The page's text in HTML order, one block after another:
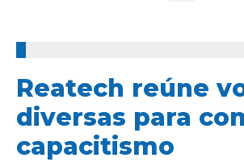
Reatech reúne
diversas para
capacitismo